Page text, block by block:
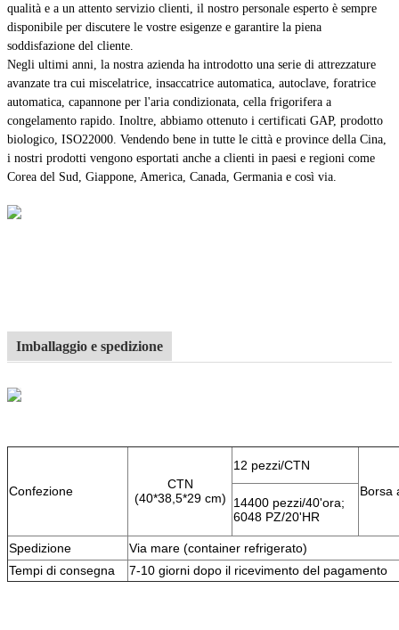
qualità e a un attento servizio clienti, il nostro personale esperto è sempre
disponibile per discutere le vostre esigenze e garantire la piena
soddisfazione del cliente.
Negli ultimi anni, la nostra azienda ha introdotto una serie di attrezzature
avanzate tra cui miscelatrice, insaccatrice automatica, autoclave, foratrice
automatica, capannone per l'aria condizionata, cella frigorifera a
congelamento rapido. Inoltre, abbiamo ottenuto i certificati GAP, prodotto
biologico, ISO22000. Vendendo bene in tutte le città e province della Cina,
i nostri prodotti vengono esportati anche a clienti in paesi e regioni come
Corea del Sud, Giappone, America, Canada, Germania e così via.
Imballaggio e spedizione
Confezione
CTN
(40*38,5*29 cm)
12 pezzi/CTN
Borsa
14400 pezzi/40'ora;
6048 PZ/20'HR
Spedizione
Via mare (container refrigerato)
Tempi di consegna
7-10 giorni dopo il ricevimento del pagamento